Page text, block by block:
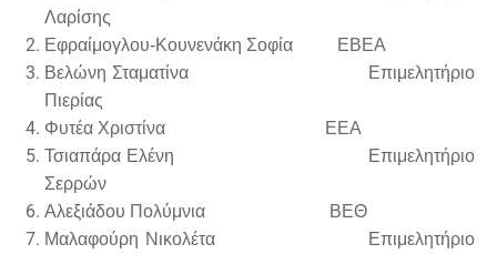
Λαρίσης
Εφραίμογλου-Κουνενάκη Σοφία ΕΒΕΑ
Βελώνη Σταματίνα Επιμελητήριο
Πιερίας
Φυτέα Χριστίνα ΕΕΑ
Τσιαπάρα Ελένη Επιμελητήριο
Σερρών
Αλεξιάδου Πολύμνια ΒΕΘ
Μαλαφούρη Νικολέτα Επιμελητήριο